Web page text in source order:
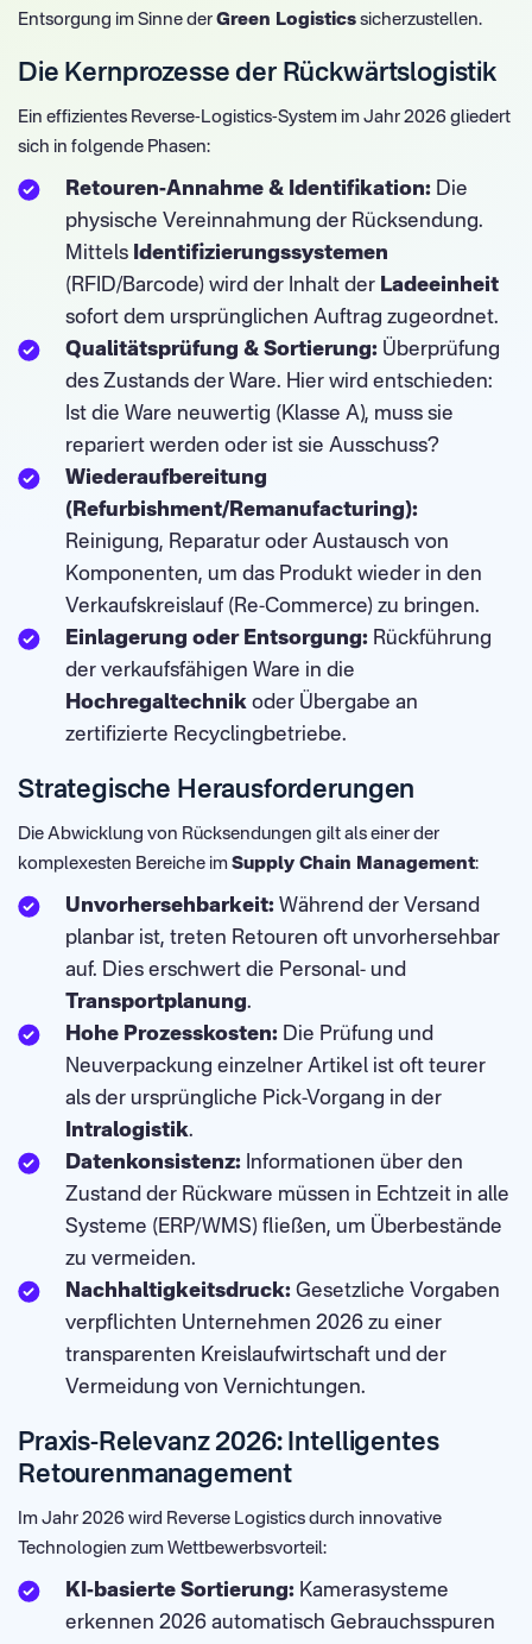
Entsorgung im Sinne der Green Logistics sicherzustellen.
Die Kernprozesse der Rückwärtslogistik
Ein effizientes Reverse-Logistics-System im Jahr 2026 gliedert
sich in folgende Phasen:
Retouren-Annahme & Identifikation: Die
physische Vereinnahmung der Rücksendung.
Mittels Identifizierungssystemen
(RFID/Barcode) wird der Inhalt der Ladeeinheit
sofort dem ursprünglichen Auftrag zugeordnet.
Qualitätsprüfung & Sortierung: Überprüfung
des Zustands der Ware. Hier wird entschieden:
Ist die Ware neuwertig (Klasse A), muss sie
repariert werden oder ist sie Ausschuss?
Wiederaufbereitung
(Refurbishment/Remanufacturing):
Reinigung, Reparatur oder Austausch von
Komponenten, um das Produkt wieder in den
Verkaufskreislauf (Re-Commerce) zu bringen.
Einlagerung oder Entsorgung: Rückführung
der verkaufsfähigen Ware in die
Hochregaltechnik oder Übergabe an
zertifizierte Recyclingbetriebe.
Strategische Herausforderungen
Die Abwicklung von Rücksendungen gilt als einer der
komplexesten Bereiche im Supply Chain Management:
Unvorhersehbarkeit: Während der Versand
planbar ist, treten Retouren oft unvorhersehbar
auf. Dies erschwert die Personal- und
Transportplanung.
Hohe Prozesskosten: Die Prüfung und
Neuverpackung einzelner Artikel ist oft teurer
als der ursprüngliche Pick-Vorgang in der
Intralogistik.
Datenkonsistenz: Informationen über den
Zustand der Rückware müssen in Echtzeit in alle
Systeme (ERP/WMS) fließen, um Überbestände
zu vermeiden.
Nachhaltigkeitsdruck: Gesetzliche Vorgaben
verpflichten Unternehmen 2026 zu einer
transparenten Kreislaufwirtschaft und der
Vermeidung von Vernichtungen.
Praxis-Relevanz 2026: Intelligentes
Retourenmanagement
Im Jahr 2026 wird Reverse Logistics durch innovative
Technologien zum Wettbewerbsvorteil:
KI-basierte Sortierung: Kamerasysteme
erkennen 2026 automatisch Gebrauchsspuren